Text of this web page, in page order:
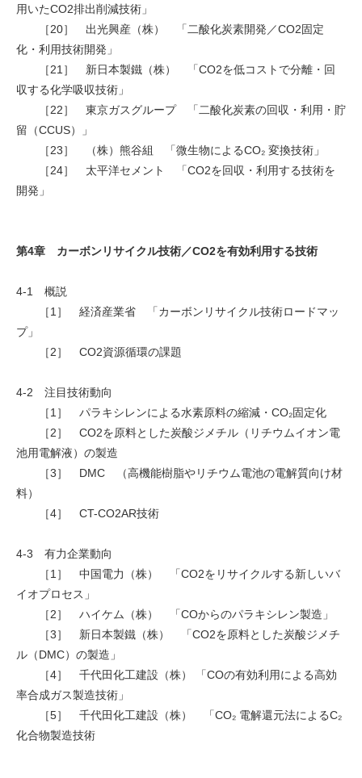
用いたCO2排出削減技術」
［20］ 出光興産（株） 「二酸化炭素開発／CO2固定
化・利用技術開発」
［21］ 新日本製鐵（株） 「CO2を低コストで分離・回
収する化学吸収技術」
［22］ 東京ガスグループ 「二酸化炭素の回収・利用・貯
留（CCUS）」
［23］ （株）熊谷組 「微生物によるCO₂ 変換技術」
［24］ 太平洋セメント 「CO2を回収・利用する技術を
開発」
第4章 カーボンリサイクル技術／CO2を有効利用する技術
4-1 概説
［1］ 経済産業省 「カーボンリサイクル技術ロードマッ
プ」
［2］ CO2資源循環の課題
4-2 注目技術動向
［1］ パラキシレンによる水素原料の縮減・CO₂固定化
［2］ CO2を原料とした炭酸ジメチル（リチウムイオン電
池用電解液）の製造
［3］ DMC （高機能樹脂やリチウム電池の電解質向け材
料）
［4］ CT-CO2AR技術
4-3 有力企業動向
［1］ 中国電力（株） 「CO2をリサイクルする新しいバ
イオプロセス」
［2］ ハイケム（株） 「COからのパラキシレン製造」
［3］ 新日本製鐵（株） 「CO2を原料とした炭酸ジメチ
ル（DMC）の製造」
［4］ 千代田化工建設（株） 「COの有効利用による高効
率合成ガス製造技術」
［5］ 千代田化工建設（株） 「CO₂ 電解還元法によるC₂
化合物製造技術